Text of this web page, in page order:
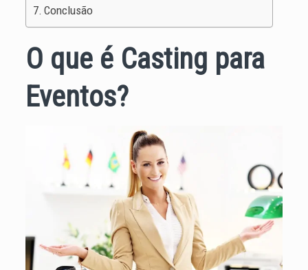
Conclusão
O que é Casting para
Eventos?